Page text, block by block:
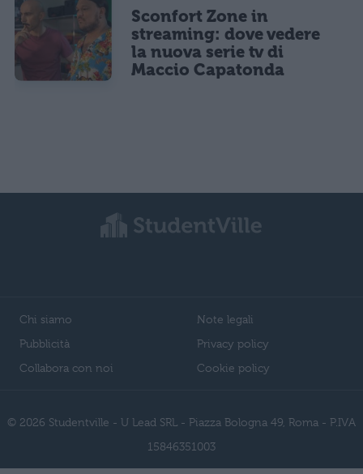
Sconfort Zone in
streaming: dove vedere
la nuova serie tv di
Maccio Capatonda
Chi siamo
Pubblicità
Collabora con noi
Note legali
Privacy policy
Cookie policy
© 2026 Studentville - U Lead SRL - Piazza Bologna 49, Roma - P.IVA
15846351003